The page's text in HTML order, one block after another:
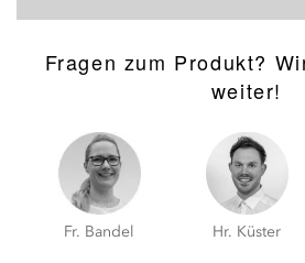
Fragen zum Produkt?
weiter!
Fr. Bandel Hr. Küster